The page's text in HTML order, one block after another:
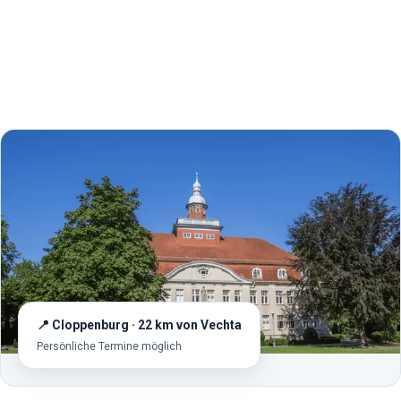
📍 Cloppenburg · 22 km von Vechta
Persönliche Termine möglich